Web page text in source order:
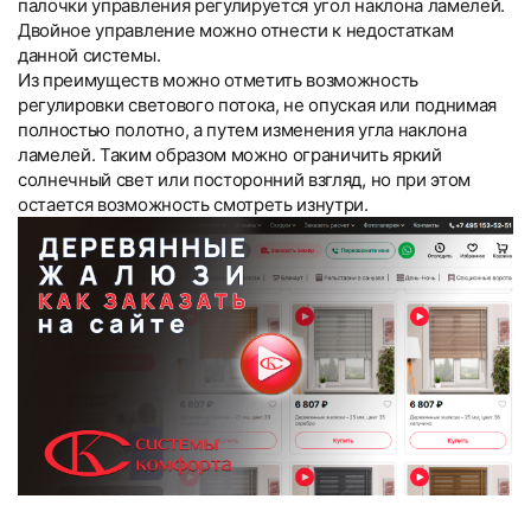
палочки управления регулируется угол наклона ламелей.
Двойное управление можно отнести к недостаткам
данной системы.
Из преимуществ можно отметить возможность
регулировки светового потока, не опуская или поднимая
полностью полотно, а путем изменения угла наклона
ламелей. Таким образом можно ограничить яркий
солнечный свет или посторонний взгляд, но при этом
остается возможность смотреть изнутри.